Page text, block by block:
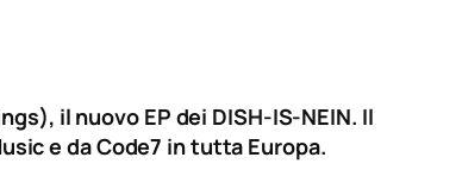
il nuovo EP dei DISH-IS-NEIN. Il
e da Code7 in tutta Europa.